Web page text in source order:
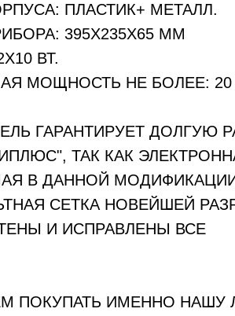
ПЛАСТИК+ МЕТАЛЛ.
395Х235Х65 ММ
ВТ.
МОЩНОСТЬ НЕ БОЛЕЕ: 20
ГАРАНТИРУЕТ ДОЛГУЮ
ТАК КАК
В ДАННОЙ
СЕТКА НОВЕЙШЕЙ
И ИСПРАВЛЕНЫ ВСЕ
ПОКУПАТЬ ИМЕННО НАШУ